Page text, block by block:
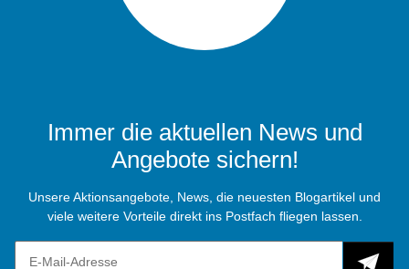
Immer die aktuellen News und
Angebote sichern!
Unsere Aktionsangebote, News, die neuesten Blogartikel und
viele weitere Vorteile direkt ins Postfach fliegen lassen.